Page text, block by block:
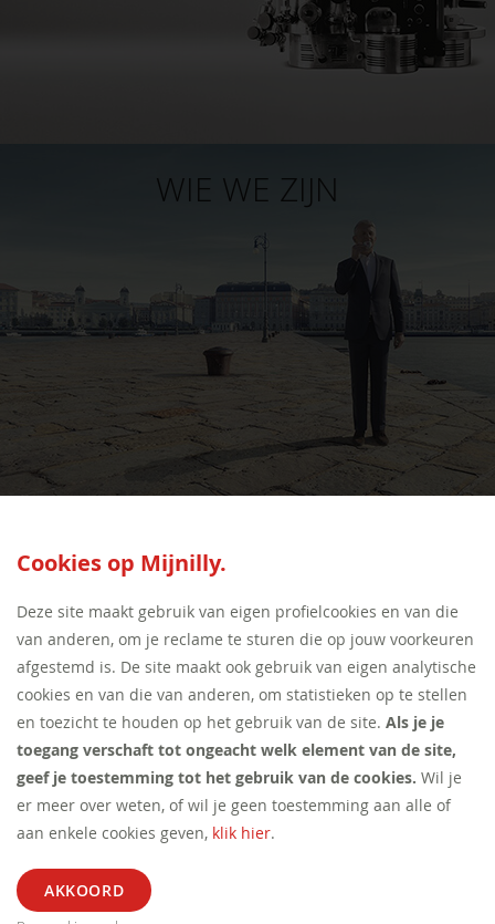
WIE WE ZIJN
Cookies op Mijnilly.
Deze site maakt gebruik van eigen profielcookies en van die
van anderen, om je reclame te sturen die op jouw voorkeuren
afgestemd is. De site maakt ook gebruik van eigen analytische
cookies en van die van anderen, om statistieken op te stellen
en toezicht te houden op het gebruik van de site. Als je je
toegang verschaft tot ongeacht welk element van de site,
geef je toestemming tot het gebruik van de cookies. Wil je
er meer over weten, of wil je geen toestemming aan alle of
aan enkele cookies geven, klik hier.